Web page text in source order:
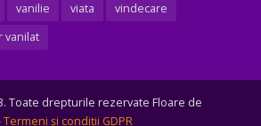
vanilie viata
vindecare
vanilat
Toate drepturile rezervate Floare de
Termeni şi condiţii GDPR